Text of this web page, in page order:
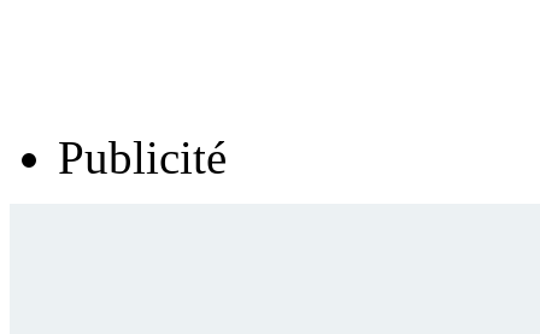
Publicité